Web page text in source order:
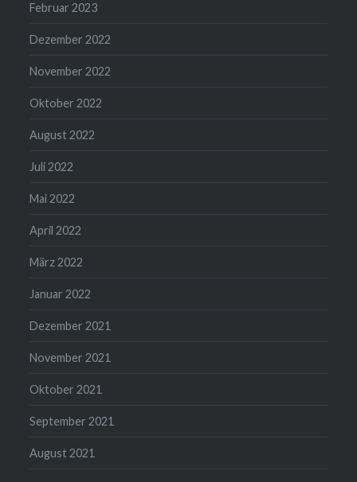
Februar 2023
Dezember 2022
November 2022
Oktober 2022
August 2022
Juli 2022
Mai 2022
April 2022
März 2022
Januar 2022
Dezember 2021
November 2021
Oktober 2021
September 2021
August 2021